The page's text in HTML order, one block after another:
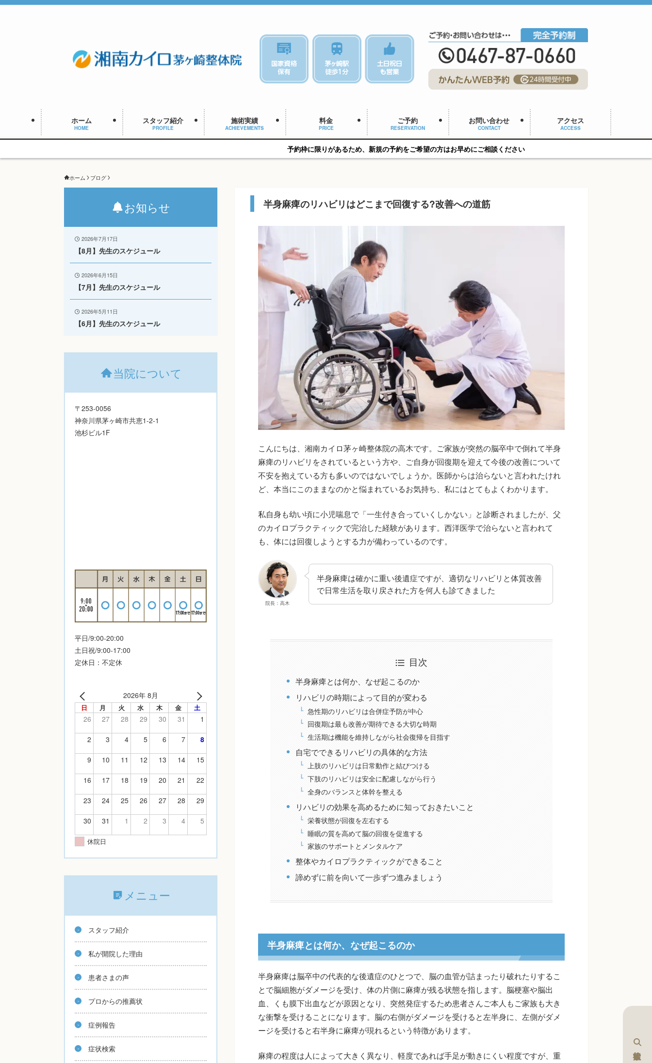
ホーム
HOME
スタッフ紹介
PROFILE
施術実績
ACHIEVEMENTS
料金
PRICE
ご予約
RESERVATION
お問い合わせ
CONTACT
アクセス
ACCESS
予約枠に限りがあるため、新規の予約をご希望の方はお早めにご相談ください
ホーム ブログ
半身麻痺のリハビリはどこまで回復する?改善への道筋
こんにちは、湘南カイロ茅ヶ崎整体院の高木です。ご家族が突然の脳卒中で倒れて半身
麻痺のリハビリをされているという方や、ご自身が回復期を迎えて今後の改善について
不安を抱えている方も多いのではないでしょうか。医師からは治らないと言われたけれ
ど、本当にこのままなのかと悩まれているお気持ち、私にはとてもよくわかります。
私自身も幼い頃に小児喘息で「一生付き合っていくしかない」と診断されましたが、父
のカイロプラクティックで完治した経験があります。西洋医学で治らないと言われて
も、体には回復しようとする力が備わっているのです。
院長：高木
半身麻痺は確かに重い後遺症ですが、適切なリハビリと体質改善
で日常生活を取り戻された方を何人も診てきました
目次
半身麻痺とは何か、なぜ起こるのか
リハビリの時期によって目的が変わる
急性期のリハビリは合併症予防が中心
回復期は最も改善が期待できる大切な時期
生活期は機能を維持しながら社会復帰を目指す
自宅でできるリハビリの具体的な方法
上肢のリハビリは日常動作と結びつける
下肢のリハビリは安全に配慮しながら行う
全身のバランスと体幹を整える
リハビリの効果を高めるために知っておきたいこと
栄養状態が回復を左右する
睡眠の質を高めて脳の回復を促進する
家族のサポートとメンタルケア
整体やカイロプラクティックができること
諦めずに前を向いて一歩ずつ進みましょう
半身麻痺とは何か、なぜ起こるのか
半身麻痺は脳卒中の代表的な後遺症のひとつで、脳の血管が詰まったり破れたりするこ
とで脳細胞がダメージを受け、体の片側に麻痺が残る状態を指します。脳梗塞や脳出
血、くも膜下出血などが原因となり、突然発症するため患者さんご本人もご家族も大き
な衝撃を受けることになります。脳の右側がダメージを受けると左半身に、左側がダメ
ージを受けると右半身に麻痺が現れるという特徴があります。
麻痺の程度は人によって大きく異なり、軽度であれば手足が動きにくい程度ですが、重
お知らせ
2026年7月17日
【8月】先生のスケジュール
2026年6月15日
【7月】先生のスケジュール
2026年5月11日
【6月】先生のスケジュール
当院について
〒253-0056
神奈川県茅ヶ崎市共恵1-2-1
池杉ビル1F
平日/9:00-20:00
土日祝/9:00-17:00
定休日：不定休
2026年 8月
日 月 火 水 木 金 土
26 27 28 29 30 31 1
2 3 4 5 6 7 8
9 10 11 12 13 14 15
16 17 18 19 20 21 22
23 24 25 26 27 28 29
30 31 1 2 3 4 5
休院日
メニュー
スタッフ紹介
私が開院した理由
患者さまの声
プロからの推薦状
症例報告
症状検索